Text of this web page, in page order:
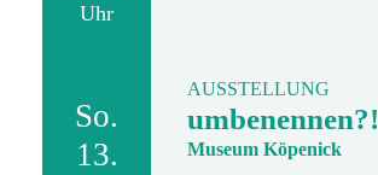
Uhr
So.
13.
AUSSTELLUNG
umbenennen?!
Museum Köpenick